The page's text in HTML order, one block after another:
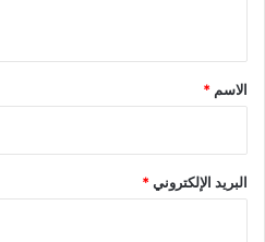
*
الاسم *
البريد الإلكتروني*